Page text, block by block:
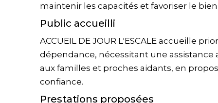
maintenir les capacités et favoriser le
Public accueilli
ACCUEIL DE JOUR L'ESCALE accueille
dépendance, nécessitant une
aux familles et proches aidants, en
confiance.
Prestations proposées